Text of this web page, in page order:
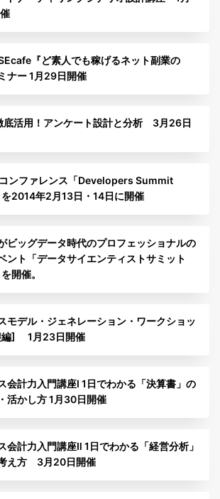
『ど素人でも稼げるネット副業の
ナー 1月29日開催
底活用！アンケート設計と分析 3月26日
ンファレンス「Developers Summit
2014年2月13日・14日に開催
ビッグデータ時代のプロフェッショナルの
ント「データサイエンティストサミット
開催。
モデル・ジェネレーション・ワークショッ
編] 1月23日開催
会計力入門講座Ⅰ 1日でわかる「決算書」の
活かし方 1月30日開催
会計力入門講座Ⅱ 1日でわかる「経営分析」
え方 3月20日開催